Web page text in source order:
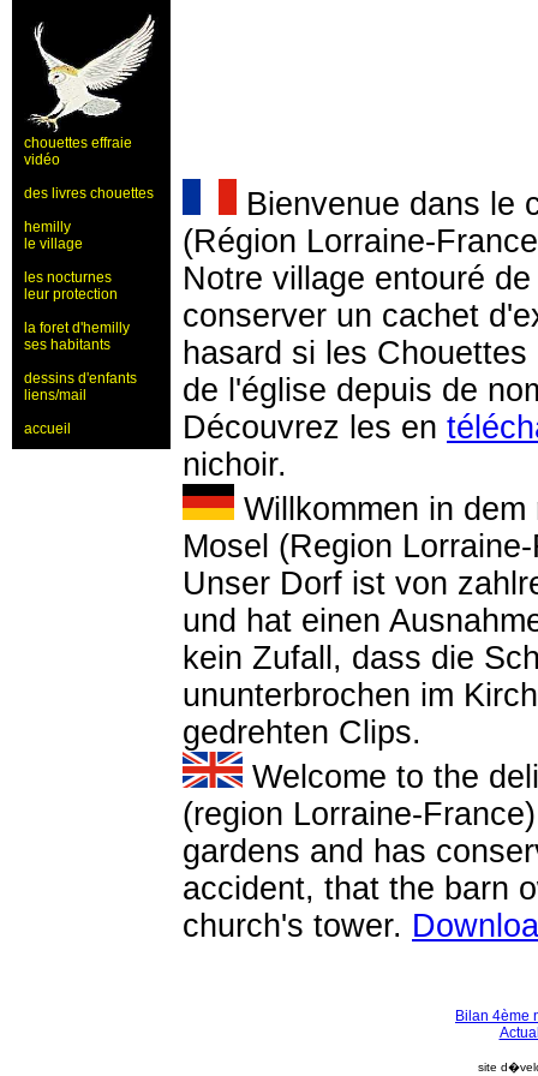
chouettes effraie
vidéo
des livres chouettes
hemilly
le village
les nocturnes
leur protection
la foret d'hemilly
ses habitants
dessins d'enfants
liens/mail
accueil
Bienvenue dans le
(Région Lorraine-
Notre village entouré
conserver un cachet
hasard si les
de l'église depuis de
Découvrez les en
nichoir.
Willkommen in
Mosel (Region
Unser Dorf ist von
und hat einen
kein Zufall, dass die
ununterbrochen im
gedrehten Clips.
Welcome to the
(region Lorraine-
gardens and has
accident, that the barn
church's tower.
Bilan 4ème
site